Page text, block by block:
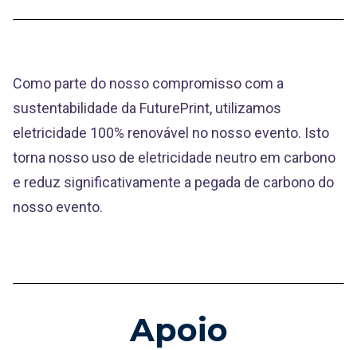
Como parte do nosso compromisso com a
sustentabilidade da FuturePrint, utilizamos
eletricidade 100% renovável no nosso evento. Isto
torna nosso uso de eletricidade neutro em carbono
e reduz significativamente a pegada de carbono do
nosso evento.
Apoio